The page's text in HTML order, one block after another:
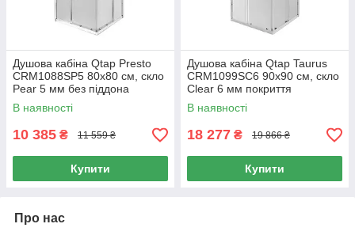
Душова кабіна Qtap Presto
CRM1088SP5 80х80 см, скло
Pear 5 мм без піддона
В наявності
10 385 ₴ 11 559 ₴
Купити
Душова кабіна Qtap Taurus
CRM1099SC6 90х90 см, скло
Clear 6 мм покриття
CalcLess, без піддона
В наявності
18 277 ₴ 19 866 ₴
Купити
Про нас